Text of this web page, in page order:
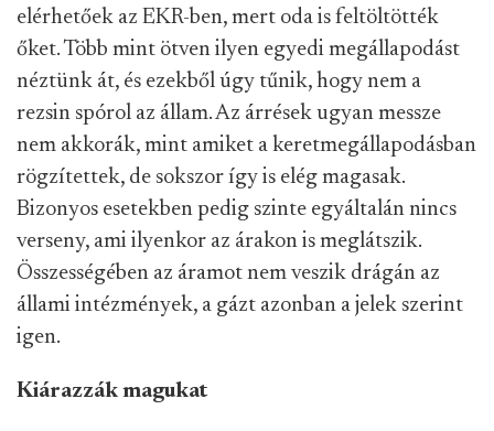
elérhetőek az EKR-ben, mert oda is feltöltötték
őket. Több mint ötven ilyen egyedi megállapodást
néztünk át, és ezekből úgy tűnik, hogy nem a
rezsin spórol az állam. Az árrések ugyan messze
nem akkorák, mint amiket a keretmegállapodásban
rögzítettek, de sokszor így is elég magasak.
Bizonyos esetekben pedig szinte egyáltalán nincs
verseny, ami ilyenkor az árakon is meglátszik.
Összességében az áramot nem veszik drágán az
állami intézmények, a gázt azonban a jelek szerint
igen.
Kiárazzák magukat